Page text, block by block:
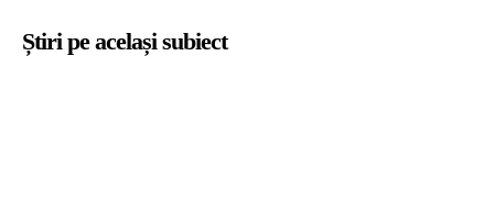
Știri pe același subiect